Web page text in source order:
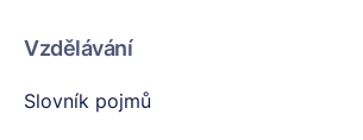
Vzdělávání
Slovník pojmů